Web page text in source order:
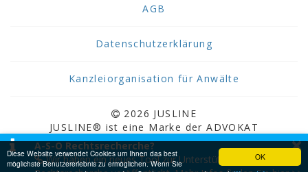
OK
Diese Website verwendet Cookies um Ihnen das best
möglichste Benutzererlebnis zu ermöglichen. Wenn Sie
AGB
Datenschutzerklärung
Kanzleiorganisation für Anwälte
2026 JUSLINE
JUSLINE® ist eine Marke der ADVOKAT
Unternehmensberatung Greiter & Greiter GmbH.
×
A-S-O Rechtsrecherche?
Wir haben ein neues Tool zur Unterstützung bei der